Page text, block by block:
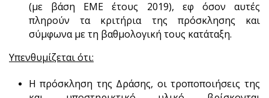
(με βάση ΕΜΕ έτους 2019), εφ όσον αυτές
πληρούν τα κριτήρια της πρόσκλησης και
σύμφωνα με τη βαθμολογική τους κατάταξη.
Υπενθυμίζεται ότι:
Η πρόσκληση της Δράσης, οι τροποποιήσεις της